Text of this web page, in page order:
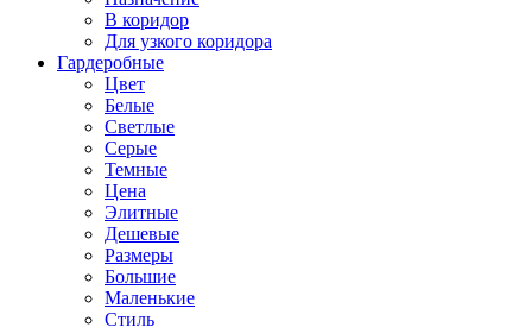
В коридор
Для узкого коридора
Гардеробные
Цвет
Белые
Светлые
Серые
Темные
Цена
Элитные
Дешевые
Размеры
Большие
Маленькие
Стиль